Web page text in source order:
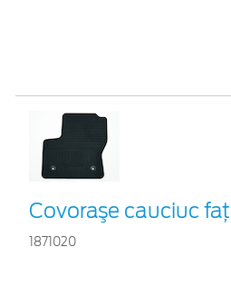
Covoraşe cauciuc
1871020